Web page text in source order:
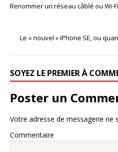
Renommer un réseau câblé ou Wi-
Le « nouvel » iPhone SE, ou
SOYEZ LE PREMIER À
Poster un
Votre adresse de messagerie ne
Commentaire